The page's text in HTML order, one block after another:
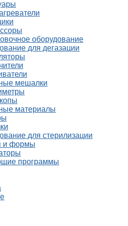
оборудование
для дегазации
мешалки
материалы
для стерилизации
и формы
программы